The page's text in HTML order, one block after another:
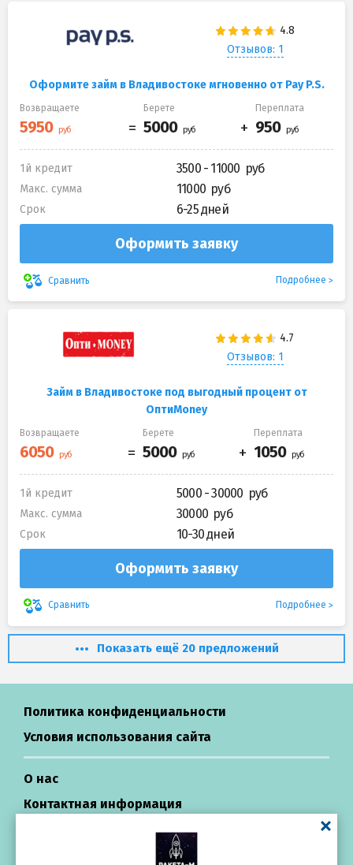
Отзывов: 1
Оформите займ в Владивостоке мгновенно от Pay P.S.
Возвращаете Берете Переплата
1й кредит 3500 - 11000
Макс. сумма 11000
Срок 6-25 дней
Оформить заявку
Сравнить Подробнее
Отзывов: 1
Займ в Владивостоке под выгодный процент от
ОптиMoney
Возвращаете Берете Переплата
1й кредит 5000 - 30000
Макс. сумма 30000
Срок 10-30 дней
Оформить заявку
Сравнить Подробнее
Показать ещё 20 предложений
Политика конфиденциальности
Условия использования сайта
О нас
Контактная информация